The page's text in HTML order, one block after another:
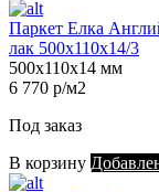
Паркет Елка
лак 500х110х14/3
500х110х14 мм
6 770 р/м2
Под заказ
В корзину